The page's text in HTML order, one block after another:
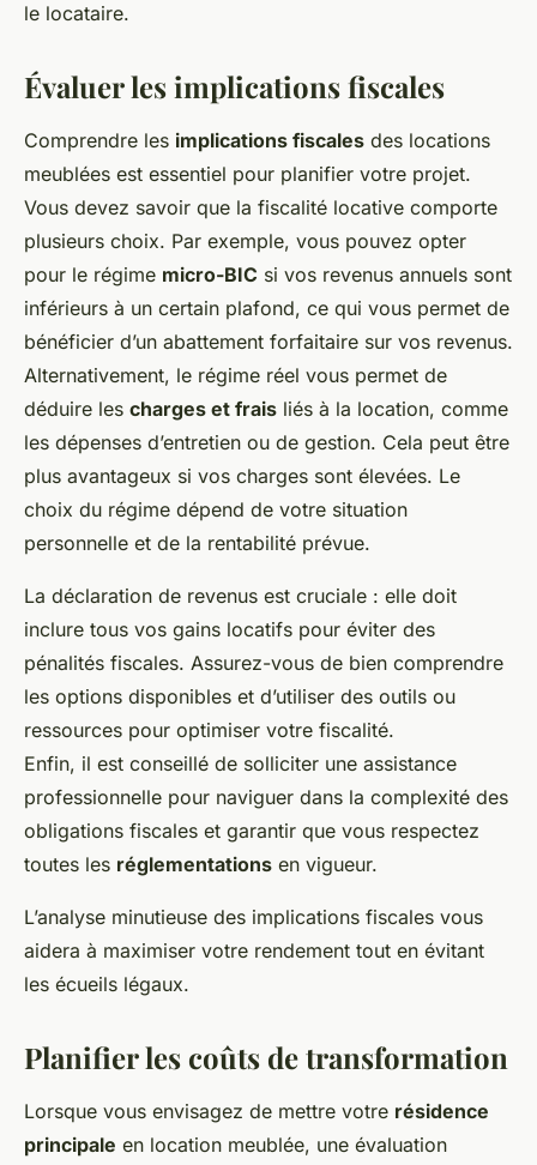
le locataire.
Évaluer les implications fiscales
Comprendre les implications fiscales des locations
meublées est essentiel pour planifier votre projet.
Vous devez savoir que la fiscalité locative comporte
plusieurs choix. Par exemple, vous pouvez opter
pour le régime micro-BIC si vos revenus annuels sont
inférieurs à un certain plafond, ce qui vous permet de
bénéficier d’un abattement forfaitaire sur vos revenus.
Alternativement, le régime réel vous permet de
déduire les charges et frais liés à la location, comme
les dépenses d’entretien ou de gestion. Cela peut être
plus avantageux si vos charges sont élevées. Le
choix du régime dépend de votre situation
personnelle et de la rentabilité prévue.
La déclaration de revenus est cruciale : elle doit
inclure tous vos gains locatifs pour éviter des
pénalités fiscales. Assurez-vous de bien comprendre
les options disponibles et d’utiliser des outils ou
ressources pour optimiser votre fiscalité.
Enfin, il est conseillé de solliciter une assistance
professionnelle pour naviguer dans la complexité des
obligations fiscales et garantir que vous respectez
toutes les réglementations en vigueur.
L’analyse minutieuse des implications fiscales vous
aidera à maximiser votre rendement tout en évitant
les écueils légaux.
Planifier les coûts de transformation
Lorsque vous envisagez de mettre votre résidence
principale en location meublée, une évaluation